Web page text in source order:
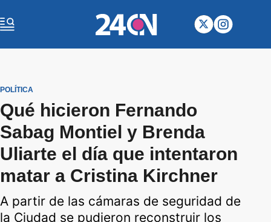
POLÍTICA
Qué hicieron Fernando
Sabag Montiel y Brenda
Uliarte el día que intentaron
matar a Cristina Kirchner
A partir de las cámaras de seguridad de
la Ciudad se pudieron reconstruir los